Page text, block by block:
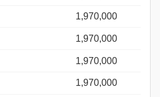
1,970,000
1,970,000
1,970,000
1,970,000